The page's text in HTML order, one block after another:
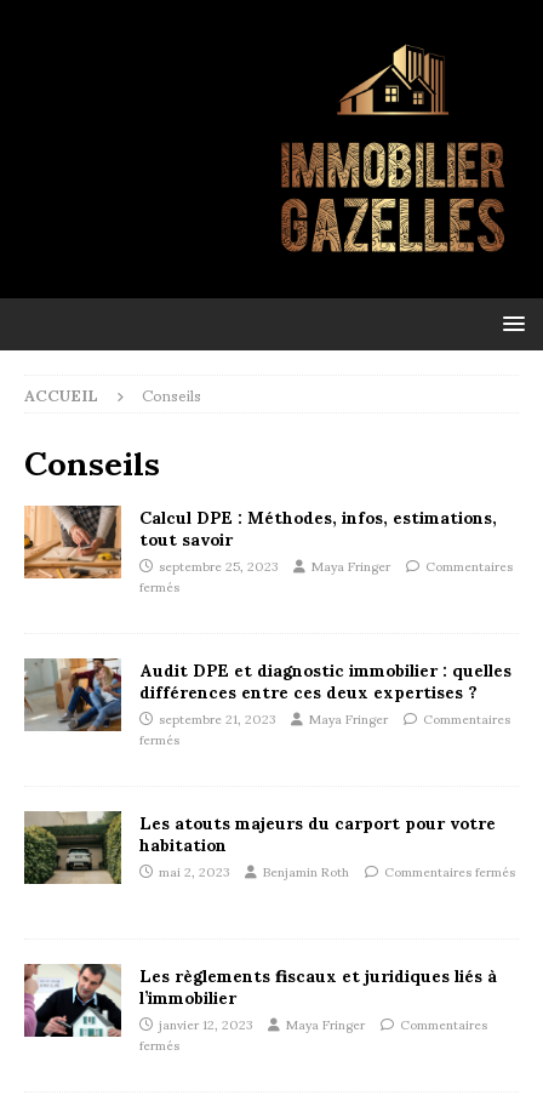
ACCUEIL Conseils
Conseils
Calcul DPE : Méthodes, infos, estimations,
tout savoir
septembre 25, 2023 Maya Fringer Commentaires
fermés
Audit DPE et diagnostic immobilier : quelles
différences entre ces deux expertises ?
septembre 21, 2023 Maya Fringer Commentaires
fermés
Les atouts majeurs du carport pour votre
habitation
mai 2, 2023 Benjamin Roth Commentaires fermés
Les règlements fiscaux et juridiques liés à
l’immobilier
janvier 12, 2023 Maya Fringer Commentaires
fermés